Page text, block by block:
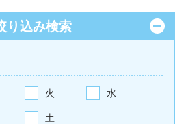
り込み検索
火 水
土